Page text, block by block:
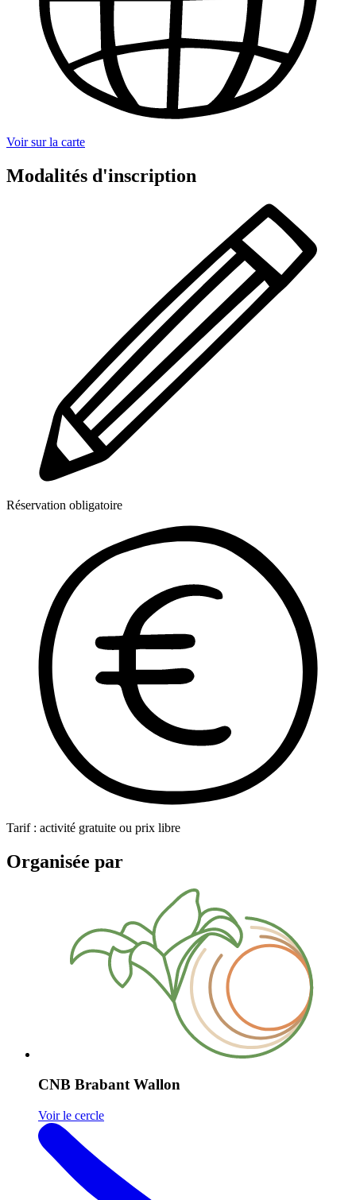
Voir sur la carte
Modalités d'inscription
Réservation obligatoire
Tarif : activité gratuite ou prix libre
Organisée par
CNB Brabant Wallon
Voir le cercle